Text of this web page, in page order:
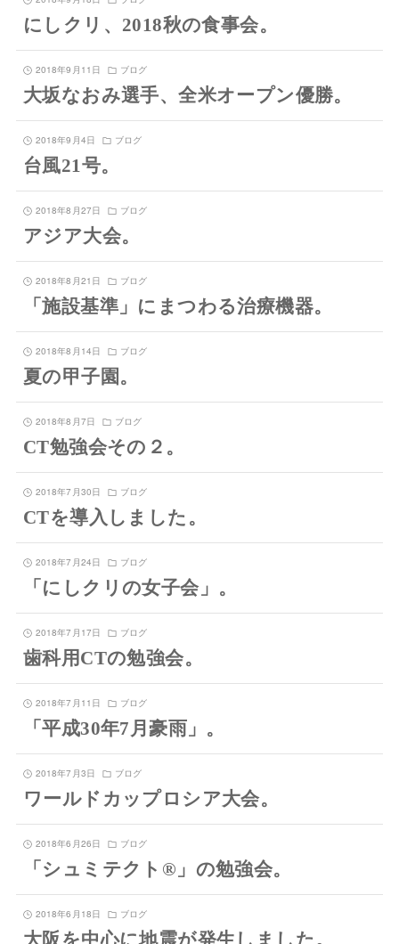
にしクリ、2018秋の食事会。
2018年9月11日 ブログ
大坂なおみ選手、全米オープン優勝。
2018年9月4日 ブログ
台風21号。
2018年8月27日 ブログ
アジア大会。
2018年8月21日 ブログ
「施設基準」にまつわる治療機器。
2018年8月14日 ブログ
夏の甲子園。
2018年8月7日 ブログ
CT勉強会その２。
2018年7月30日 ブログ
CTを導入しました。
2018年7月24日 ブログ
「にしクリの女子会」。
2018年7月17日 ブログ
歯科用CTの勉強会。
2018年7月11日 ブログ
「平成30年7月豪雨」。
2018年7月3日 ブログ
ワールドカップロシア大会。
2018年6月26日 ブログ
「シュミテクト®」の勉強会。
2018年6月18日 ブログ
大阪を中心に地震が発生しました。